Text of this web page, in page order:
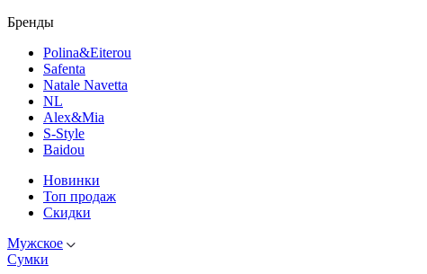
Бренды
Polina&Eiterou
Safenta
Natale Navetta
NL
Alex&Mia
S-Style
Baidou
Новинки
Топ продаж
Скидки
Мужское
Сумки